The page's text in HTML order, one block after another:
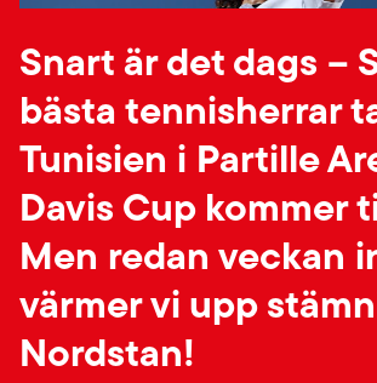
Snart är det dags –
bästa tennisherrar
Tunisien i Partille
Davis Cup kommer
Men redan veckan
värmer vi upp
Nordstan!